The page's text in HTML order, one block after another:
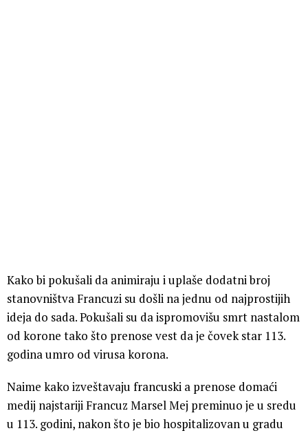
Kako bi pokušali da animiraju i uplaše dodatni broj
stanovništva Francuzi su došli na jednu od najprostijih
ideja do sada. Pokušali su da ispromovišu smrt nastalom
od korone tako što prenose vest da je čovek star 113.
godina umro od virusa korona.
Naime kako izveštavaju francuski a prenose domaći
medij najstariji Francuz Marsel Mej preminuo je u sredu
u 113. godini, nakon što je bio hospitalizovan u gradu